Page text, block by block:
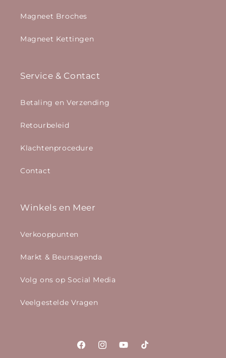
Magneet Broches
Magneet Kettingen
Service & Contact
Betaling en Verzending
Retourbeleid
Klachtenprocedure
Contact
Winkels en Meer
Verkooppunten
Markt & Beursagenda
Volg ons op Social Media
Veelgestelde Vragen
FacebookInstagramYouTubeTikTok